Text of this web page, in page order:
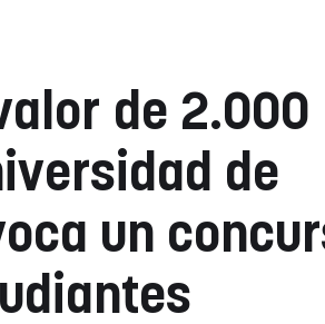
de 2.000
de
un